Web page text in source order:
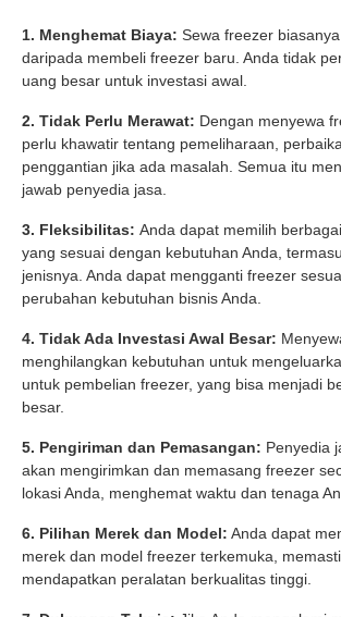
1. Menghemat Biaya: Sewa freezer
daripada membeli freezer baru. Anda tidak
uang besar untuk investasi awal.
2. Tidak Perlu Merawat: Dengan menyewa
perlu khawatir tentang pemeliharaan,
penggantian jika ada masalah. Semua itu
jawab penyedia jasa.
3. Fleksibilitas: Anda dapat memilih
yang sesuai dengan kebutuhan Anda,
jenisnya. Anda dapat mengganti freezer
perubahan kebutuhan bisnis Anda.
4. Tidak Ada Investasi Awal Besar:
menghilangkan kebutuhan untuk
untuk pembelian freezer, yang bisa menjadi
besar.
5. Pengiriman dan Pemasangan: Penyedia
akan mengirimkan dan memasang freezer
lokasi Anda, menghemat waktu dan tenaga
6. Pilihan Merek dan Model: Anda dapat
merek dan model freezer terkemuka,
mendapatkan peralatan berkualitas tinggi.